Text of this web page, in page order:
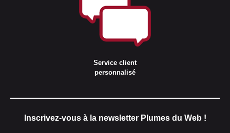
Service client
personnalisé
Inscrivez-vous à la newsletter Plumes du Web !